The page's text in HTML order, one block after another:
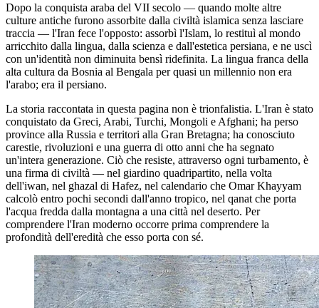
Dopo la conquista araba del VII secolo — quando molte altre
culture antiche furono assorbite dalla civiltà islamica senza lasciare
traccia — l'Iran fece l'opposto: assorbì l'Islam, lo restituì al mondo
arricchito dalla lingua, dalla scienza e dall'estetica persiana, e ne uscì
con un'identità non diminuita bensì ridefinita. La lingua franca della
alta cultura da Bosnia al Bengala per quasi un millennio non era
l'arabo; era il persiano.
La storia raccontata in questa pagina non è trionfalistia. L'Iran è stato
conquistato da Greci, Arabi, Turchi, Mongoli e Afghani; ha perso
province alla Russia e territori alla Gran Bretagna; ha conosciuto
carestie, rivoluzioni e una guerra di otto anni che ha segnato
un'intera generazione. Ciò che resiste, attraverso ogni turbamento, è
una firma di civiltà — nel giardino quadripartito, nella volta
dell'iwan, nel ghazal di Hafez, nel calendario che Omar Khayyam
calcolò entro pochi secondi dall'anno tropico, nel qanat che porta
l'acqua fredda dalla montagna a una città nel deserto. Per
comprendere l'Iran moderno occorre prima comprendere la
profondità dell'eredità che esso porta con sé.